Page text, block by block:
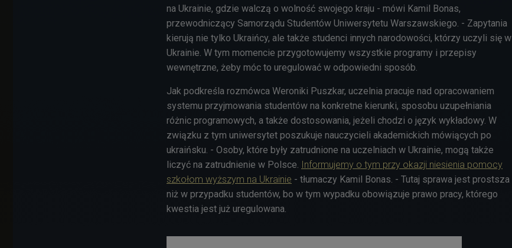
na Ukrainie, gdzie walczą o wolność swojego kraju - mówi Kamil Bonas,
przewodniczący Samorządu Studentów Uniwersytetu Warszawskiego. - Zapytania
kierują nie tylko Ukraińcy, ale także studenci innych narodowości, którzy uczyli się w
Ukrainie. W tym momencie przygotowujemy wszystkie programy i przepisy
wewnętrzne, żeby móc to uregulować w odpowiedni sposób.
Jak podkreśla rozmówca Weroniki Puszkar, uczelnia pracuje nad opracowaniem
systemu przyjmowania studentów na konkretne kierunki, sposobu uzupełniania
różnic programowych, a także dostosowania, jeżeli chodzi o język wykładowy. W
związku z tym uniwersytet poszukuje nauczycieli akademickich mówiących po
ukraińsku. - Osoby, które były zatrudnione na uczelniach w Ukrainie, mogą także
liczyć na zatrudnienie w Polsce. Informujemy o tym przy okazji niesienia pomocy
szkołom wyższym na Ukrainie - tłumaczy Kamil Bonas. - Tutaj sprawa jest prostsza
niż w przypadku studentów, bo w tym wypadku obowiązuje prawo pracy, którego
kwestia jest już uregulowana.